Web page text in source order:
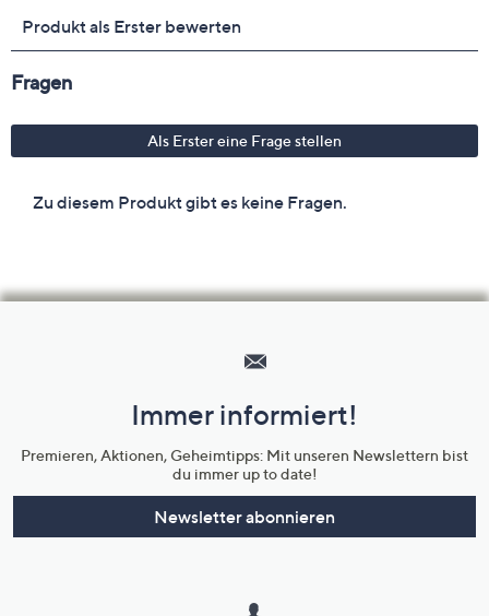
Unternehmensinformationen
Immer informiert!
Premieren, Aktionen, Geheimtipps: Mit unseren Newslettern bist
du immer up to date!
Newsletter abonnieren